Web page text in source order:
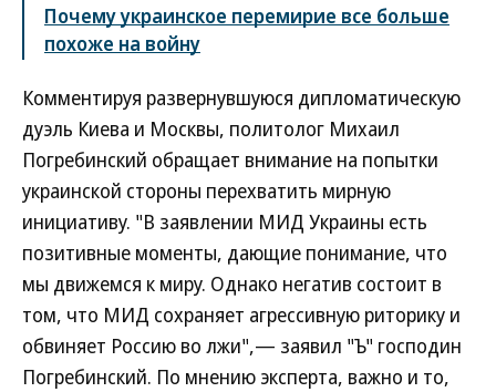
Почему украинское перемирие все больше
похоже на войну
Комментируя развернувшуюся дипломатическую
дуэль Киева и Москвы, политолог Михаил
Погребинский обращает внимание на попытки
украинской стороны перехватить мирную
инициативу. "В заявлении МИД Украины есть
позитивные моменты, дающие понимание, что
мы движемся к миру. Однако негатив состоит в
том, что МИД сохраняет агрессивную риторику и
обвиняет Россию во лжи",— заявил "Ъ" господин
Погребинский. По мнению эксперта, важно и то,